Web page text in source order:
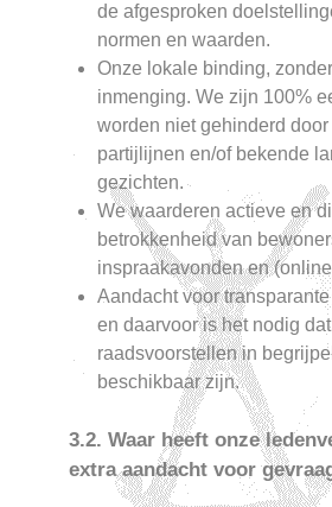
de afgesproken
normen en waarden.
Onze lokale binding,
inmenging. We zijn 100%
worden niet gehinderd
partijlijnen en/of bekende
gezichten.
We waarderen actieve en
betrokkenheid van
inspraakavonden en
Aandacht voor
en daarvoor is het nodig
raadsvoorstellen in
beschikbaar zijn.
3.2. Waar heeft onze
extra aandacht voor